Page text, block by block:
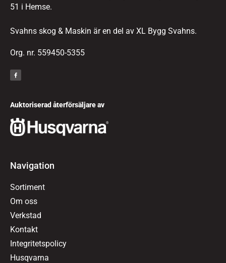
51 i Hemse.
Svahns skog & Maskin är en del av XL Bygg Svahns.
Org. nr. 559450-5355
Auktoriserad återförsäljare av
Navigation
Sortiment
Om oss
Verkstad
Kontakt
Integritetspolicy
Husqvarna